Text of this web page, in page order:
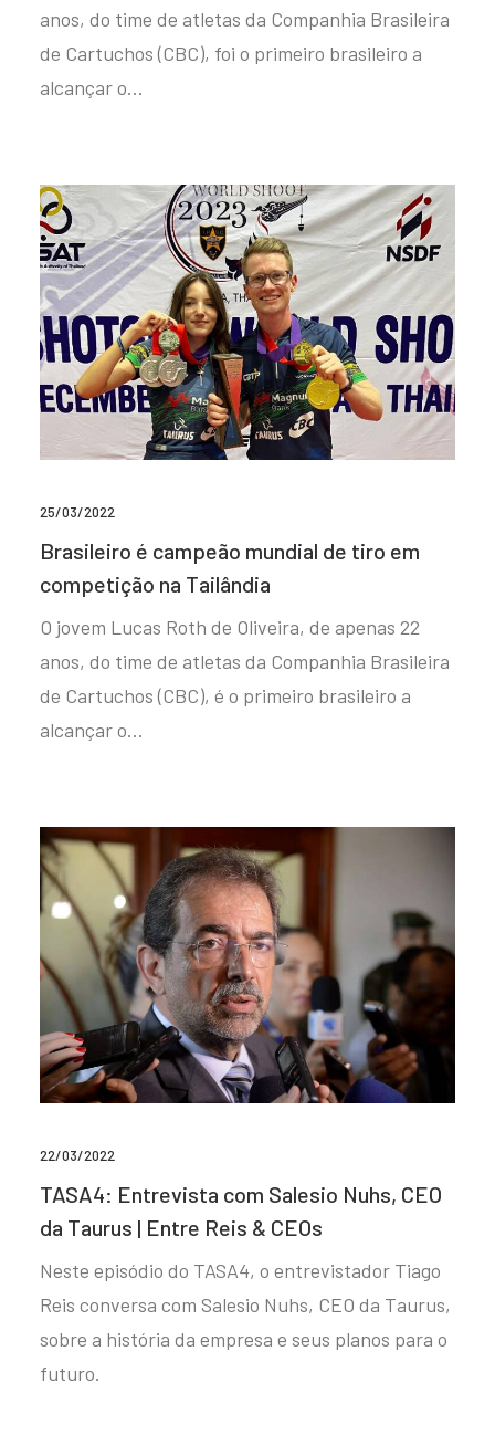
anos, do time de atletas da Companhia Brasileira
de Cartuchos (CBC), foi o primeiro brasileiro a
alcançar o…
25/03/2022
Brasileiro é campeão mundial de tiro em
competição na Tailândia
O jovem Lucas Roth de Oliveira, de apenas 22
anos, do time de atletas da Companhia Brasileira
de Cartuchos (CBC), é o primeiro brasileiro a
alcançar o…
22/03/2022
TASA4: Entrevista com Salesio Nuhs, CEO
da Taurus | Entre Reis & CEOs
Neste episódio do TASA4, o entrevistador Tiago
Reis conversa com Salesio Nuhs, CEO da Taurus,
sobre a história da empresa e seus planos para o
futuro.